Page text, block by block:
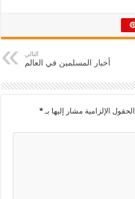
التالي
أخبار المسلمين في العالم
الحقول الإلزامية مشار إليها بـ*